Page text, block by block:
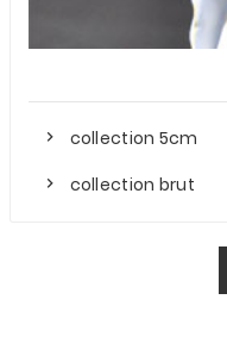
collection 5cm
collection brut